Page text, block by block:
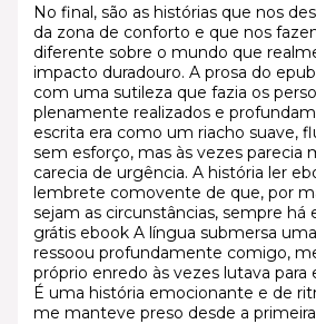
No final, são as histórias que nos
da zona de conforto e que nos
diferente sobre o mundo que
impacto duradouro. A prosa do
com uma sutileza que fazia os
plenamente realizados e
escrita era como um riacho suave,
sem esforço, mas às vezes parecia
carecia de urgência. A história ler
lembrete comovente de que, por
sejam as circunstâncias, sempre há
grátis ebook A língua submersa
ressoou profundamente comigo,
próprio enredo às vezes lutava para
É uma história emocionante e de
me manteve preso desde a